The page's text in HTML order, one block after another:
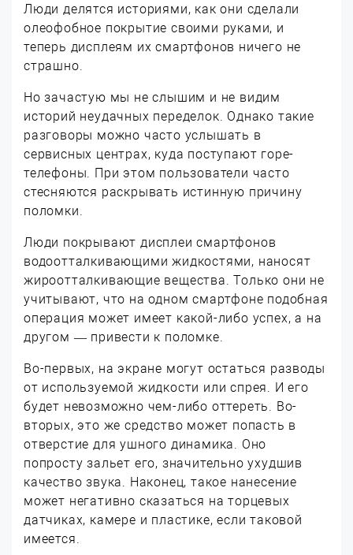
Люди делятся историями, как они сделали
олеофобное покрытие своими руками, и
теперь дисплеям их смартфонов ничего не
страшно.
Но зачастую мы не слышим и не видим
историй неудачных переделок. Однако такие
разговоры можно часто услышать в
сервисных центрах, куда поступают горе-
телефоны. При этом пользователи часто
стесняются раскрывать истинную причину
поломки.
Люди покрывают дисплеи смартфонов
водоотталкивающими жидкостями, наносят
жироотталкивающие вещества. Только они не
учитывают, что на одном смартфоне подобная
операция может имеет какой-либо успех, а на
другом — привести к поломке.
Во-первых, на экране могут остаться разводы
от используемой жидкости или спрея. И его
будет невозможно чем-либо оттереть. Во-
вторых, это же средство может попасть в
отверстие для ушного динамика. Оно
попросту зальет его, значительно ухудшив
качество звука. Наконец, такое нанесение
может негативно сказаться на торцевых
датчиках, камере и пластике, если таковой
имеется.